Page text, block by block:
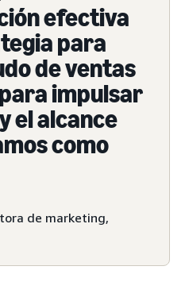
efectiva
para
de ventas
impulsar
el alcance
como
de marketing,